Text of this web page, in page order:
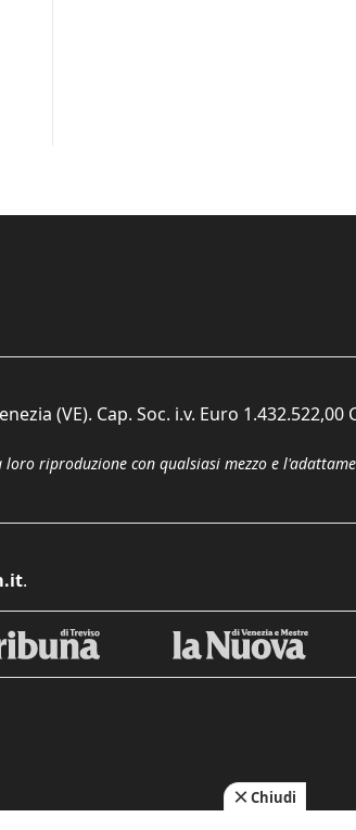
(VE). Cap. Soc. i.v. Euro 1.432.522,00
riproduzione con qualsiasi mezzo e
.
Chiudi